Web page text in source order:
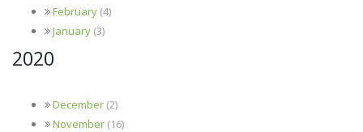
February (4)
January (3)
2020
December (2)
November (16)